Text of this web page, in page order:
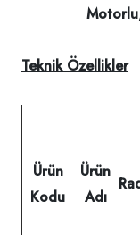
Teknik Özellikler
Ürün
Kodu
Ürün
Adı